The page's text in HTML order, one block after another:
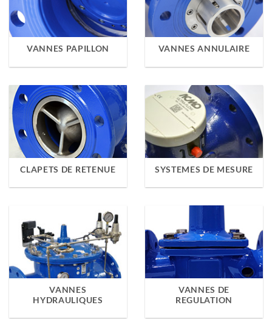
VANNES PAPILLON VANNES ANNULAIRE
CLAPETS DE RETENUE SYSTEMES DE MESURE
VANNES
HYDRAULIQUES
VANNES DE
REGULATION